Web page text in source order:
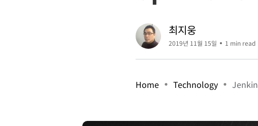
최지웅
2019년 11월 15일 1 min read
Home Technology